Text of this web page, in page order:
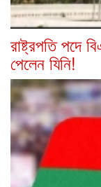
রাষ্ট্রপতি পদে
পেলেন যিনি!